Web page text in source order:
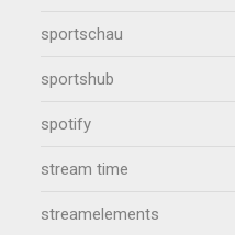
sportschau
sportshub
spotify
stream time
streamelements